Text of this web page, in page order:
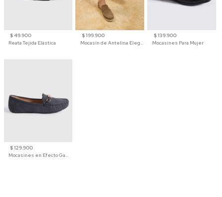
$ 49.900
Reata Tejida Elástica
$ 199.900
Mocasín de Antelina Elegante con Suela de Contraste Para Hombre
$ 139.900
Mocasines Para Mujer
$ 129.900